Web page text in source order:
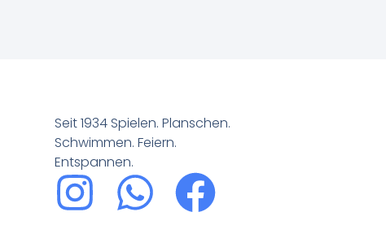
Seit 1934 Spielen. Planschen.
Schwimmen. Feiern.
Entspannen.​​